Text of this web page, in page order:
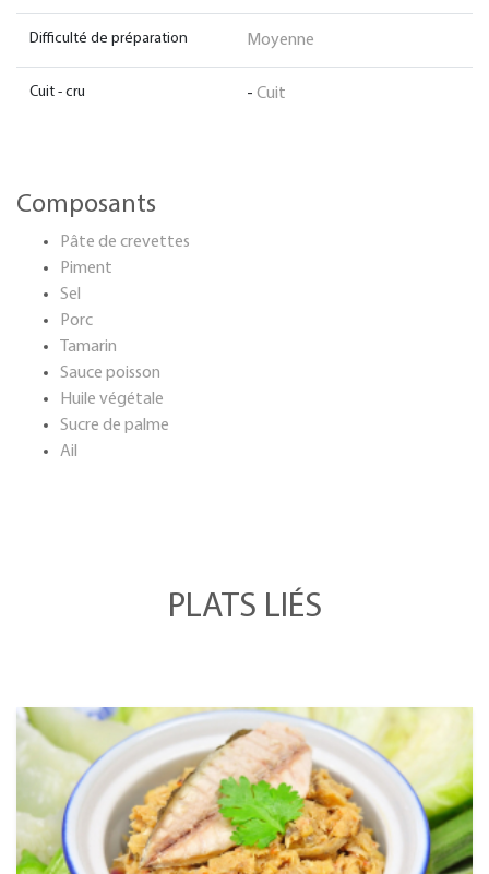
Difficulté de préparation Moyenne
Cuit - cru - Cuit
Composants
Pâte de crevettes
Piment
Sel
Porc
Tamarin
Sauce poisson
Huile végétale
Sucre de palme
Ail
PLATS LIÉS